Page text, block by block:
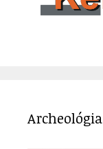
Archeológia